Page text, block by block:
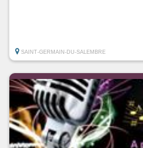
SAINT-GERMAIN-DU-SALEMBRE